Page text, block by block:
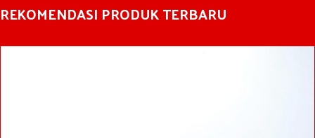
REKOMENDASI PRODUK TERBARU